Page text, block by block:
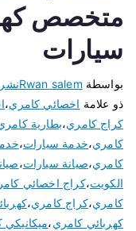
متخصص
سيارات
بواسطة Rwan salem
ذو علامة اخصائي كامري،
كراج كامري،بطارية
كامري،خدمة سيارات،
كامري،صيانة سيارات،
الكويت،كراج اخصائي
كامري،كراج كامري،
كهربائي كامري،